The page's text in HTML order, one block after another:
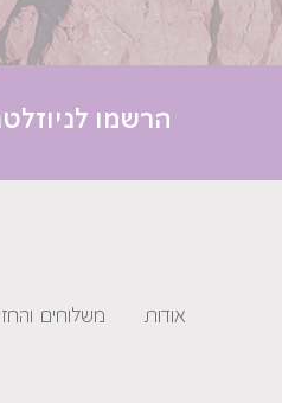
הרשמו
אודות משלוחים